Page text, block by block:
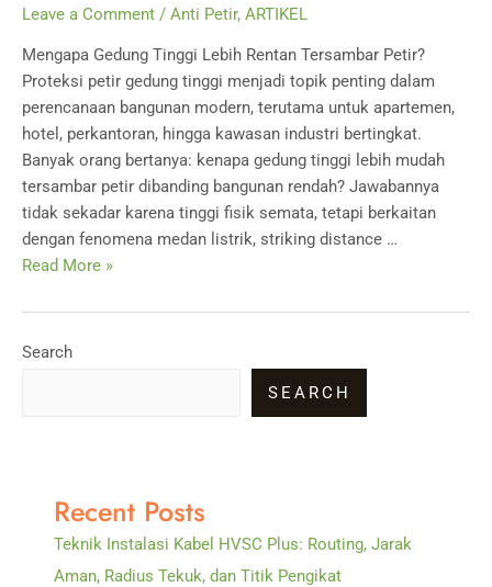
Leave a Comment / Anti Petir, ARTIKEL
Mengapa Gedung Tinggi Lebih Rentan Tersambar Petir?
Proteksi petir gedung tinggi menjadi topik penting dalam
perencanaan bangunan modern, terutama untuk apartemen,
hotel, perkantoran, hingga kawasan industri bertingkat.
Banyak orang bertanya: kenapa gedung tinggi lebih mudah
tersambar petir dibanding bangunan rendah? Jawabannya
tidak sekadar karena tinggi fisik semata, tetapi berkaitan
dengan fenomena medan listrik, striking distance …
Mengapa
Tinggi
Lebih
Strategi
Proteksi
Read More »
Search
SEARCH
Recent Posts
Teknik Instalasi Kabel HVSC Plus: Routing, Jarak
Aman, Radius Tekuk, dan Titik Pengikat